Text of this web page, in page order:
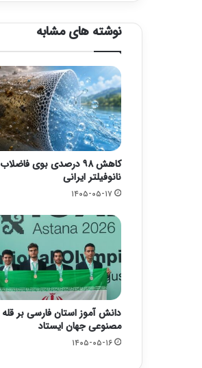
نوشته های مشابه
کاهش ۹۸ درصدی بوی
نانوفیلتر ایرانی
۱۴۰۵-۰۵-۱۷
دانش آموز استان فارسی بر
مصنوعی جهان ایستاد
۱۴۰۵-۰۵-۱۶